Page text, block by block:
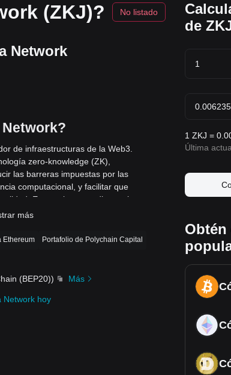
(ZKJ)? No listado
Network
de infraestructuras de la Web3.
zero-knowledge (ZK),
las barreras impuestas por las
computacional, y facilitar que
Esto se logra mediante el
ZK innovadores, seguros,
cimientos de la red están
que ofrecen a los
computacional en un entorno
Network es zkBridge, un
Al ampliar el protocolo
más
Ethereum
Portafolio de Polychain Capital
(BEP20)) Más
Network hoy
de
1 ZKJ =
Última